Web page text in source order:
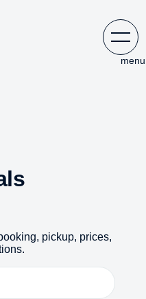
pickup, prices,